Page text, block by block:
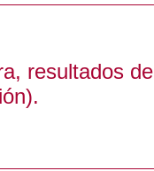
resultados de